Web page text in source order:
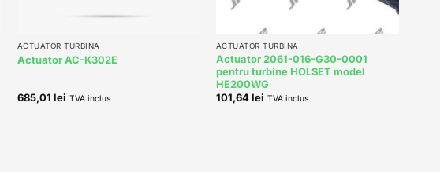
ACTUATOR TURBINA
Actuator AC-K302E
685,01 lei TVA inclus
ACTUATOR TURBINA
Actuator 2061-016-G30-0001
pentru turbine HOLSET model
HE200WG
101,64lei TVA inclus